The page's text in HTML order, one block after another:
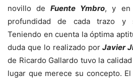
novillo deFuente Ymbro, y en
profundidad de cada trazo y
Teniendo en cuenta la óptima
duda que lo realizado porJavier
de Ricardo Gallardo tuvo la
lugar que merece su concepto.